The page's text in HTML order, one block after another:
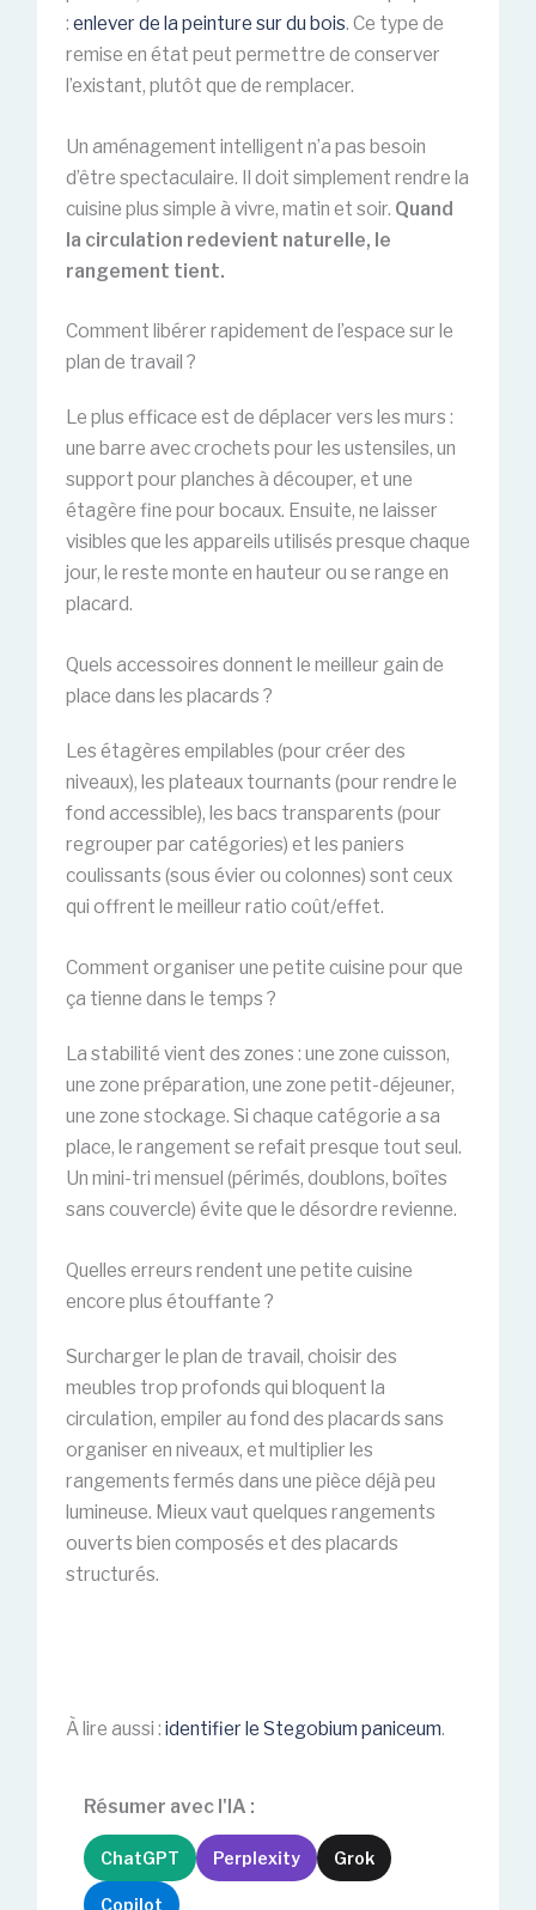
: enlever de la peinture sur du bois. Ce type de
remise en état peut permettre de conserver
l’existant, plutôt que de remplacer.
Un aménagement intelligent n’a pas besoin
d’être spectaculaire. Il doit simplement rendre la
cuisine plus simple à vivre, matin et soir. Quand
la circulation redevient naturelle, le
rangement tient.
Comment libérer rapidement de l’espace sur le
plan de travail ?
Le plus efficace est de déplacer vers les murs :
une barre avec crochets pour les ustensiles, un
support pour planches à découper, et une
étagère fine pour bocaux. Ensuite, ne laisser
visibles que les appareils utilisés presque chaque
jour, le reste monte en hauteur ou se range en
placard.
Quels accessoires donnent le meilleur gain de
place dans les placards ?
Les étagères empilables (pour créer des
niveaux), les plateaux tournants (pour rendre le
fond accessible), les bacs transparents (pour
regrouper par catégories) et les paniers
coulissants (sous évier ou colonnes) sont ceux
qui offrent le meilleur ratio coût/effet.
Comment organiser une petite cuisine pour que
ça tienne dans le temps ?
La stabilité vient des zones : une zone cuisson,
une zone préparation, une zone petit-déjeuner,
une zone stockage. Si chaque catégorie a sa
place, le rangement se refait presque tout seul.
Un mini-tri mensuel (périmés, doublons, boîtes
sans couvercle) évite que le désordre revienne.
Quelles erreurs rendent une petite cuisine
encore plus étouffante ?
Surcharger le plan de travail, choisir des
meubles trop profonds qui bloquent la
circulation, empiler au fond des placards sans
organiser en niveaux, et multiplier les
rangements fermés dans une pièce déjà peu
lumineuse. Mieux vaut quelques rangements
ouverts bien composés et des placards
structurés.
À lire aussi : identifier le Stegobium paniceum.
Résumer avec l'IA :
ChatGPT Perplexity Grok
Copilot